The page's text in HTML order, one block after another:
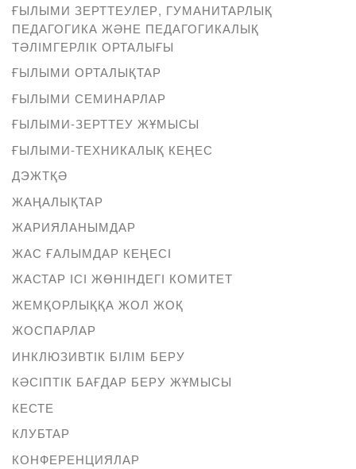
ҒЫЛЫМИ ЗЕРТТЕУЛЕР, ГУМАНИТАРЛЫҚ
ПЕДАГОГИКА ЖӘНЕ ПЕДАГОГИКАЛЫҚ
ТӘЛІМГЕРЛІК ОРТАЛЫҒЫ
ҒЫЛЫМИ ОРТАЛЫҚТАР
ҒЫЛЫМИ СЕМИНАРЛАР
ҒЫЛЫМИ-ЗЕРТТЕУ ЖҰМЫСЫ
ҒЫЛЫМИ-ТЕХНИКАЛЫҚ КЕҢЕС
ДЭЖТҚӘ
ЖАҢАЛЫҚТАР
ЖАРИЯЛАНЫМДАР
ЖАС ҒАЛЫМДАР КЕҢЕСІ
ЖАСТАР ІСІ ЖӨНІНДЕГІ КОМИТЕТ
ЖЕМҚОРЛЫҚҚА ЖОЛ ЖОҚ
ЖОСПАРЛАР
ИНКЛЮЗИВТІК БІЛІМ БЕРУ
КӘСІПТІК БАҒДАР БЕРУ ЖҰМЫСЫ
КЕСТЕ
КЛУБТАР
КОНФЕРЕНЦИЯЛАР